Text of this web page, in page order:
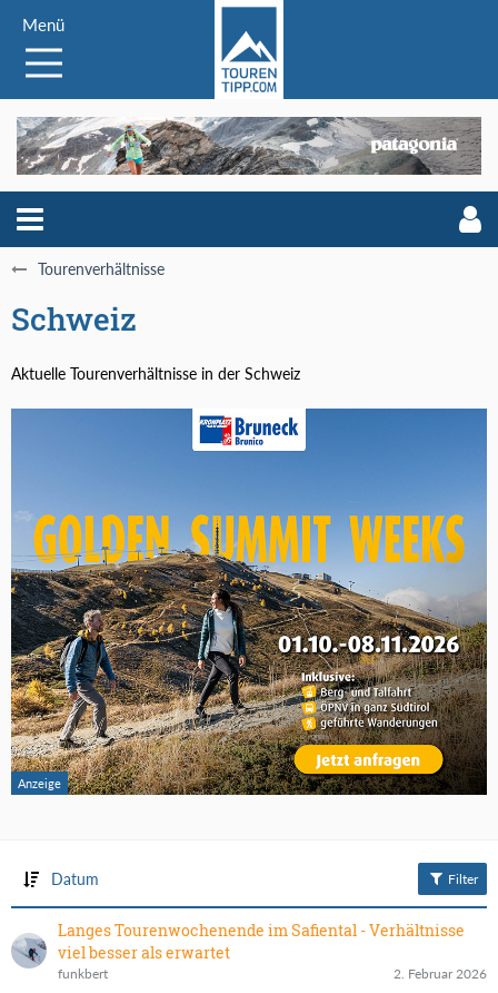
Menü
Tourenverhältnisse
Schweiz
Aktuelle Tourenverhältnisse in der Schweiz
Datum Filter
Langes Tourenwochenende im Safiental - Verhältnisse
viel besser als erwartet
funkbert 2. Februar 2026